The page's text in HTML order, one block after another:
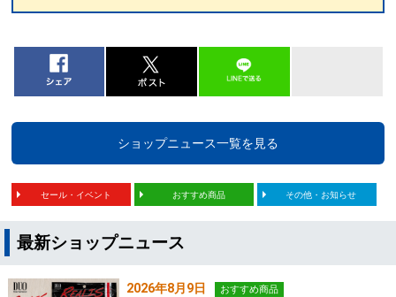
ショップニュース一覧を見る
セール・イベント おすすめ商品 その他・お知らせ
最新ショップニュース
2026年8月9日 おすすめ商品